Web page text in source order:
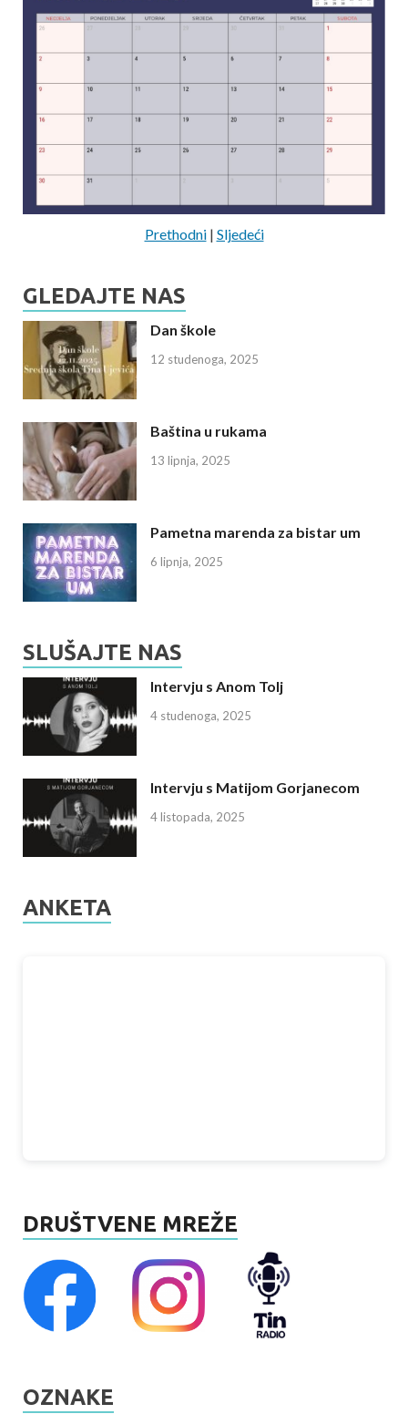
Prethodni| Sljedeći
GLEDAJTE NAS
Dan škole
12 studenoga, 2025
Baština u rukama
13 lipnja, 2025
Pametna marenda za bistar um
6 lipnja, 2025
SLUŠAJTE NAS
Intervju s Anom Tolj
4 studenoga, 2025
Intervju s Matijom Gorjanecom
4 listopada, 2025
ANKETA
DRUŠTVENE MREŽE
OZNAKE